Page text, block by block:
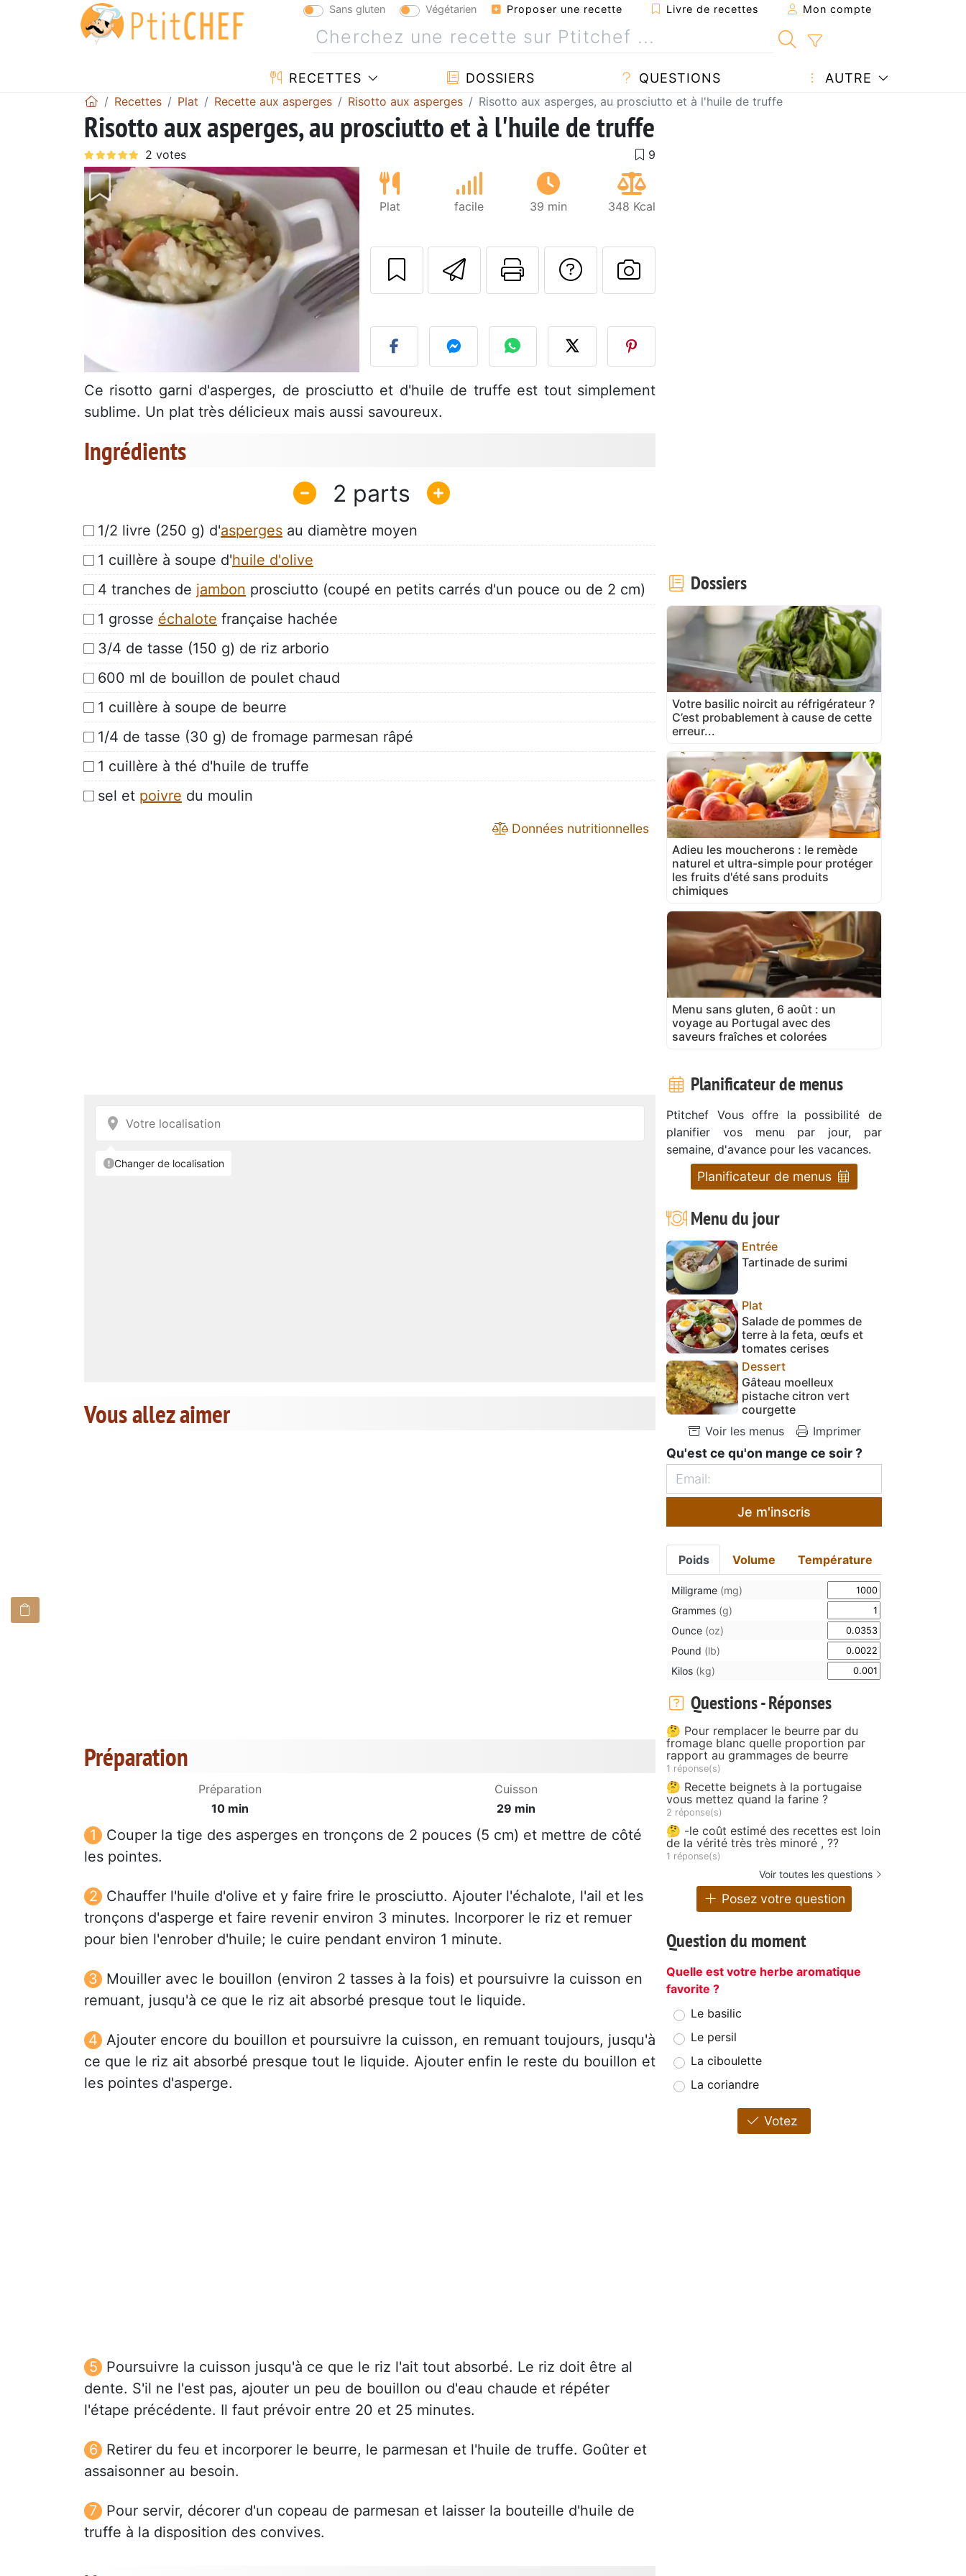
Sans gluten Végétarien Proposer une recette Livre de recettes Mon compte
RECETTES DOSSIERS QUESTIONS AUTRE
Recettes Plat Recette aux asperges Risotto aux asperges Risotto aux asperges, au prosciutto et à l'huile de truffe
Risotto aux asperges, au prosciutto et à l'huile de truffe
Plat facile 39 min 348 Kcal
Envoyer cette recette à un ami
Imprimer cette page
Poser une question à l'auteur
Publier votre photo de cette
Ce risotto garni d'asperges, de prosciutto et d'huile de truffe est tout simplement
sublime. Un plat très délicieux mais aussi savoureux.
Ingrédients
2
1/2 livre (250 g) d'asperges au diamètre moyen
1 cuillère à soupe d'huile d'olive
4 tranches de jambon prosciutto (coupé en petits carrés d'un pouce ou de 2 cm)
1 grosse échalote française hachée
3/4 de tasse (150 g) de riz arborio
600 ml de bouillon de poulet chaud
1 cuillère à soupe de beurre
1/4 de tasse (30 g) de fromage parmesan râpé
1 cuillère à thé d'huile de truffe
sel et poivre du moulin
Données nutritionnelles
Vous allez aimer
Préparation
Préparation
10 min
Cuisson
29 min
Couper la tige des asperges en tronçons de 2 pouces (5 cm) et mettre de côté
les pointes.
Chauffer l'huile d'olive et y faire frire le prosciutto. Ajouter l'échalote, l'ail et les
tronçons d'asperge et faire revenir environ 3 minutes. Incorporer le riz et remuer
pour bien l'enrober d'huile; le cuire pendant environ 1 minute.
Mouiller avec le bouillon (environ 2 tasses à la fois) et poursuivre la cuisson en
remuant, jusqu'à ce que le riz ait absorbé presque tout le liquide.
Ajouter encore du bouillon et poursuivre la cuisson, en remuant toujours, jusqu'à
ce que le riz ait absorbé presque tout le liquide. Ajouter enfin le reste du bouillon et
les pointes d'asperge.
Poursuivre la cuisson jusqu'à ce que le riz l'ait tout absorbé. Le riz doit être al
dente. S'il ne l'est pas, ajouter un peu de bouillon ou d'eau chaude et répéter
l'étape précédente. Il faut prévoir entre 20 et 25 minutes.
Retirer du feu et incorporer le beurre, le parmesan et l'huile de truffe. Goûter et
assaisonner au besoin.
Pour servir, décorer d'un copeau de parmesan et laisser la bouteille d'huile de
truffe à la disposition des convives.
Dossiers
Votre basilic noircit au réfrigérateur ?
C’est probablement à cause de cette
erreur...
Adieu les moucherons : le remède
naturel et ultra-simple pour protéger
les fruits d'été sans produits
chimiques
Menu sans gluten, 6 août : un
voyage au Portugal avec des
saveurs fraîches et colorées
Planificateur de menus
Ptitchef Vous offre la possibilité de
planifier vos menu par jour, par
semaine, d'avance pour les vacances.
Planificateur de menus
Menu du jour
Entrée
Tartinade de surimi
Plat
Salade de pommes de
terre à la feta, œufs et
tomates cerises
Dessert
Gâteau moelleux
pistache citron vert
courgette
Voir les menus
Imprimer
Qu'est ce qu'on mange ce soir ?
Je m'inscris
Poids Volume Température
Miligrame (mg)
Grammes (g)
Ounce (oz)
Pound (lb)
Kilos (kg)
Questions - Réponses
🤔 Pour remplacer le beurre par du
fromage blanc quelle proportion par
rapport au grammages de beurre
1 réponse(s)
🤔 Recette beignets à la portugaise
vous mettez quand la farine ?
2 réponse(s)
🤔 -le coût estimé des recettes est loin
de la vérité très très minoré , ??
1 réponse(s)
Voir toutes les questions
Posez votre question
Question du moment
Quelle est votre herbe aromatique
favorite ?
Le basilic
Le persil
La ciboulette
La coriandre
Votez